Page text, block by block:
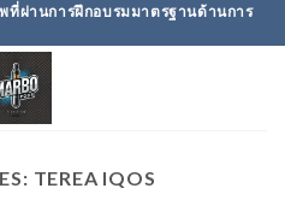
ที่ผ่านการฝึกอบรมมาตรฐานด้านการ
TEREA IQOS